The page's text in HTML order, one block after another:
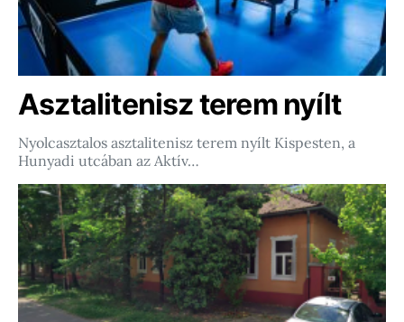
Asztalitenisz terem nyílt
Nyolcasztalos asztalitenisz terem nyílt Kispesten, a
Hunyadi utcában az Aktív…